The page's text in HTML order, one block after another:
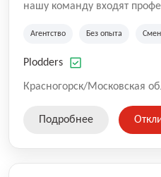
нашу команду входят
на рынке аутсорсинга, а
оказываемых услуг.
Агентство Без опыта
Plodders
Красногорск/Московская
Подробнее